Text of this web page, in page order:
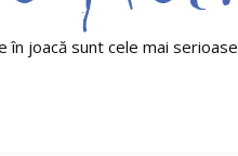
în joacă sunt cele mai serioase